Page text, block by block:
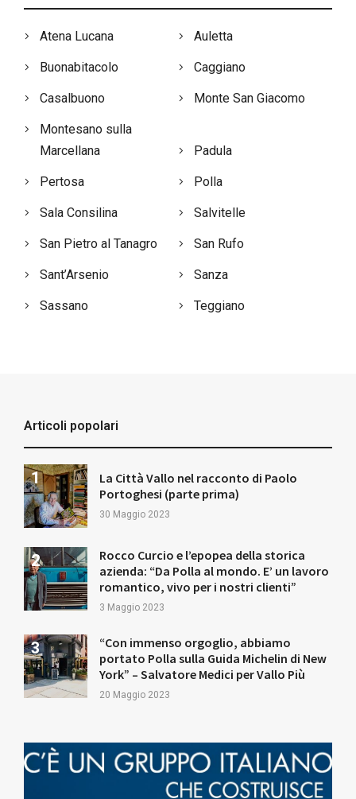
Atena Lucana Auletta
Buonabitacolo Caggiano
Casalbuono Monte San Giacomo
Montesano sulla
Marcellana
Padula
Pertosa Polla
Sala Consilina Salvitelle
San Pietro al Tanagro San Rufo
Sant’Arsenio Sanza
Sassano Teggiano
Articoli popolari
La Città Vallo nel racconto di Paolo
Portoghesi (parte prima)
30 Maggio 2023
Rocco Curcio e l’epopea della storica
azienda: “Da Polla al mondo. E’ un lavoro
romantico, vivo per i nostri clienti”
3 Maggio 2023
“Con immenso orgoglio, abbiamo
portato Polla sulla Guida Michelin di New
York” – Salvatore Medici per Vallo Più
20 Maggio 2023